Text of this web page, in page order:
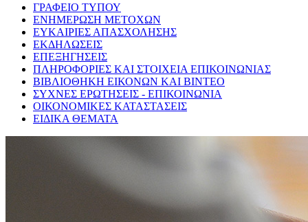
ΓΡΑΦΕΙΟ ΤΥΠΟΥ
ΕΝΗΜΕΡΩΣΗ ΜΕΤΟΧΩΝ
ΕΥΚΑΙΡΙΕΣ ΑΠΑΣΧΟΛΗΣΗΣ
ΕΚΔΗΛΩΣΕΙΣ
ΕΠΕΞΗΓΗΣΕΙΣ
ΠΛΗΡΟΦΟΡΙΕΣ ΚΑΙ ΣΤΟΙΧΕΙΑ ΕΠΙΚΟΙΝΩΝΙΑΣ
ΒΙΒΛΙΟΘΗΚΗ ΕΙΚΟΝΩΝ ΚΑΙ ΒΙΝΤΕΟ
ΣΥΧΝΕΣ ΕΡΩΤΗΣΕΙΣ - ΕΠΙΚΟΙΝΩΝΙΑ
ΟΙΚΟΝΟΜΙΚΕΣ ΚΑΤΑΣΤΑΣΕΙΣ
ΕΙΔΙΚΑ ΘΕΜΑΤΑ